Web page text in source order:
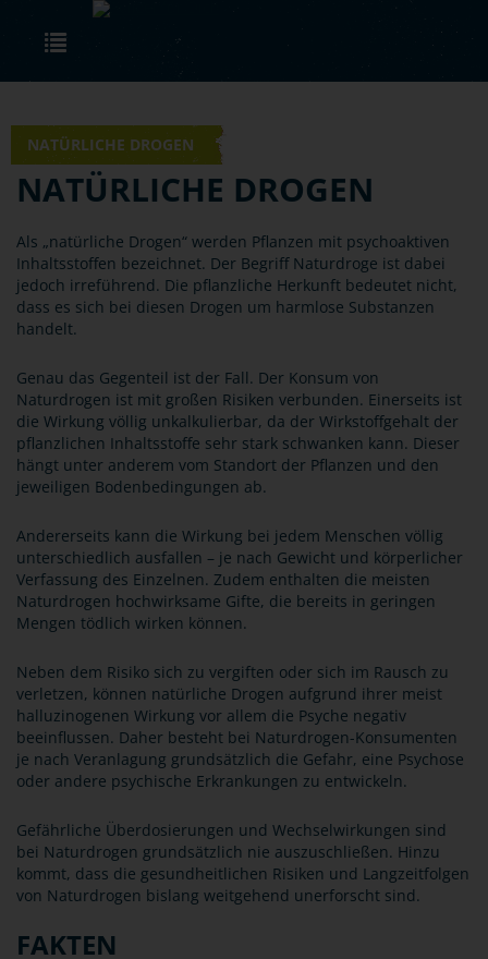
Skip to main content
NATÜRLICHE DROGEN
© Canva
NATÜRLICHE DROGEN
Als „natürliche Drogen“ werden Pflanzen mit psychoaktiven
Inhaltsstoffen bezeichnet. Der Begriff Naturdroge ist dabei
jedoch irreführend. Die pflanzliche Herkunft bedeutet nicht,
dass es sich bei diesen Drogen um harmlose Substanzen
handelt.
Genau das Gegenteil ist der Fall. Der Konsum von
Naturdrogen ist mit großen Risiken verbunden. Einerseits ist
die Wirkung völlig unkalkulierbar, da der Wirkstoffgehalt der
pflanzlichen Inhaltsstoffe sehr stark schwanken kann. Dieser
hängt unter anderem vom Standort der Pflanzen und den
jeweiligen Bodenbedingungen ab.
Andererseits kann die Wirkung bei jedem Menschen völlig
unterschiedlich ausfallen – je nach Gewicht und körperlicher
Verfassung des Einzelnen. Zudem enthalten die meisten
Naturdrogen hochwirksame Gifte, die bereits in geringen
Mengen tödlich wirken können.
Neben dem Risiko sich zu vergiften oder sich im Rausch zu
verletzen, können natürliche Drogen aufgrund ihrer meist
halluzinogenen Wirkung vor allem die Psyche negativ
beeinflussen. Daher besteht bei Naturdrogen-Konsumenten
je nach Veranlagung grundsätzlich die Gefahr, eine Psychose
oder andere psychische Erkrankungen zu entwickeln.
Gefährliche Überdosierungen und Wechselwirkungen sind
bei Naturdrogen grundsätzlich nie auszuschließen. Hinzu
kommt, dass die gesundheitlichen Risiken und Langzeitfolgen
von Naturdrogen bislang weitgehend unerforscht sind.
FAKTEN